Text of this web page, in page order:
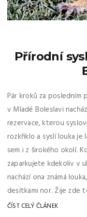
Přírodní
Pár kroků za posledním
v Mladé Boleslavi
rezervace, kterou
rozkřiklo a syslí louka je
sem i z širokého okolí.
zaparkujete kdekoliv v
nachází ona známá
desítkami nor. Žije zde
ČÍST CELÝ ČLÁNEK